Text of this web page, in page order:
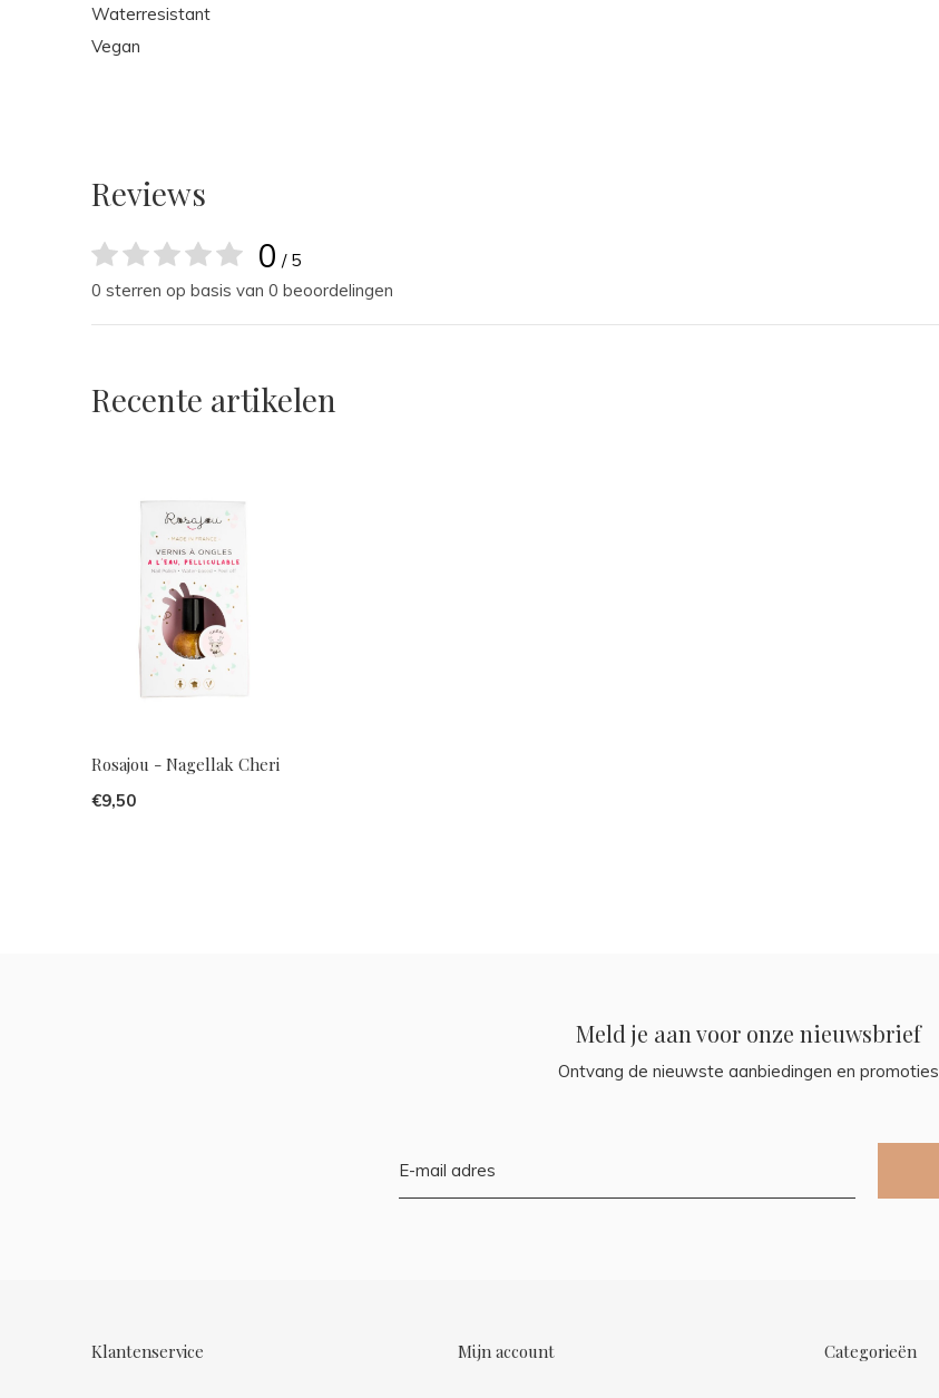
Waterresistant
Vegan
Reviews
0 / 5
0 sterren op basis van 0 beoordelingen
Recente artikelen
Rosajou - Nagellak Cheri
€9,50
Meld je aan voor onze nieuwsbrief
Ontvang de nieuwste aanbiedingen en promoties
Klantenservice Mijn account Categorieën